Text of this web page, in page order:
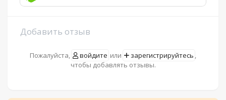
Добавить отзыв
Пожалуйста, войдите или зарегистрируйтесь ,
чтобы добавлять отзывы.